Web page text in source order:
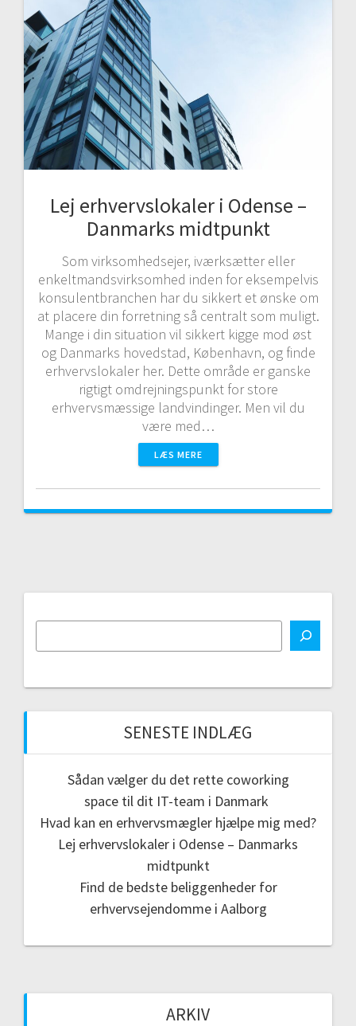
Lej erhvervslokaler i Odense –
Danmarks midtpunkt
Som virksomhedsejer, iværksætter eller
enkeltmandsvirksomhed inden for eksempelvis
konsulentbranchen har du sikkert et ønske om
at placere din forretning så centralt som muligt.
Mange i din situation vil sikkert kigge mod øst
og Danmarks hovedstad, København, og finde
erhvervslokaler her. Dette område er ganske
rigtigt omdrejningspunkt for store
erhvervsmæssige landvindinger. Men vil du
være med…
LÆS MERE
SENESTE INDLÆG
Sådan vælger du det rette coworking
space til dit IT-team i Danmark
Hvad kan en erhvervsmægler hjælpe mig med?
Lej erhvervslokaler i Odense – Danmarks
midtpunkt
Find de bedste beliggenheder for
erhvervsejendomme i Aalborg
ARKIV